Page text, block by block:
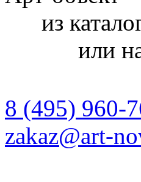
из
или на
8 (495) 960-
zakaz@art-